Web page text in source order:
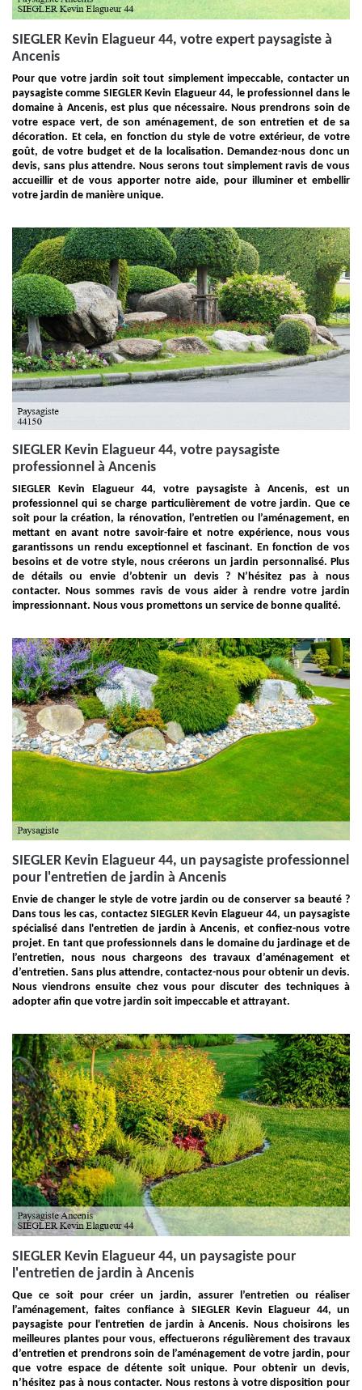
SIEGLER Kevin Elagueur 44, votre expert paysagiste à
Ancenis
Pour que votre jardin soit tout simplement impeccable, contacter un
paysagiste comme SIEGLER Kevin Elagueur 44, le professionnel dans le
domaine à Ancenis, est plus que nécessaire. Nous prendrons soin de
votre espace vert, de son aménagement, de son entretien et de sa
décoration. Et cela, en fonction du style de votre extérieur, de votre
goût, de votre budget et de la localisation. Demandez-nous donc un
devis, sans plus attendre. Nous serons tout simplement ravis de vous
accueillir et de vous apporter notre aide, pour illuminer et embellir
votre jardin de manière unique.
SIEGLER Kevin Elagueur 44, votre paysagiste
professionnel à Ancenis
SIEGLER Kevin Elagueur 44, votre paysagiste à Ancenis, est un
professionnel qui se charge particulièrement de votre jardin. Que ce
soit pour la création, la rénovation, l’entretien ou l’aménagement, en
mettant en avant notre savoir-faire et notre expérience, nous vous
garantissons un rendu exceptionnel et fascinant. En fonction de vos
besoins et de votre style, nous créerons un jardin personnalisé. Plus
de détails ou envie d’obtenir un devis ? N’hésitez pas à nous
contacter. Nous sommes ravis de vous aider à rendre votre jardin
impressionnant. Nous vous promettons un service de bonne qualité.
SIEGLER Kevin Elagueur 44, un paysagiste professionnel
pour l'entretien de jardin à Ancenis
Envie de changer le style de votre jardin ou de conserver sa beauté ?
Dans tous les cas, contactez SIEGLER Kevin Elagueur 44, un paysagiste
spécialisé dans l'entretien de jardin à Ancenis, et confiez-nous votre
projet. En tant que professionnels dans le domaine du jardinage et de
l’entretien, nous nous chargeons des travaux d’aménagement et
d’entretien. Sans plus attendre, contactez-nous pour obtenir un devis.
Nous viendrons ensuite chez vous pour discuter des techniques à
adopter afin que votre jardin soit impeccable et attrayant.
SIEGLER Kevin Elagueur 44, un paysagiste pour
l'entretien de jardin à Ancenis
Que ce soit pour créer un jardin, assurer l’entretien ou réaliser
l’aménagement, faites confiance à SIEGLER Kevin Elagueur 44, un
paysagiste pour l'entretien de jardin à Ancenis. Nous choisirons les
meilleures plantes pour vous, effectuerons régulièrement des travaux
d’entretien et prendrons soin de l’aménagement de votre jardin, pour
que votre espace de détente soit unique. Pour obtenir un devis,
n’hésitez pas à nous contacter. Nous restons à votre disposition pour